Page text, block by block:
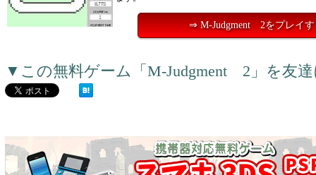
⇒ M-Judgment 2をプレイす
▼この無料ゲーム「M-Judgment 2」を友